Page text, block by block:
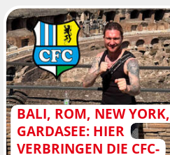
BALI, ROM, NEW YORK,
GARDASEE: HIER
VERBRINGEN DIE CFC-